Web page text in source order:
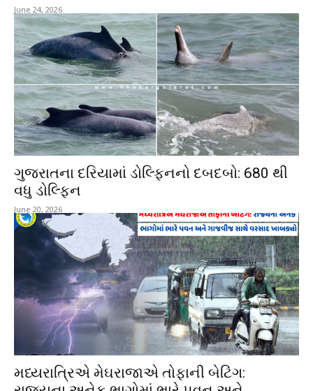
June 24, 2026
ગુજરાતના દરિયામાં ડોલ્ફિનનો દબદબો: 680 થી
વધુ ડોલ્ફિન
June 20, 2026
મધ્યરાત્રિએ મેઘરાજાએ તોફાની બેટિંગ: